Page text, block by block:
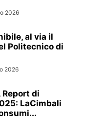
2026
al via il
Politecnico di
2026
di
LaCimbali